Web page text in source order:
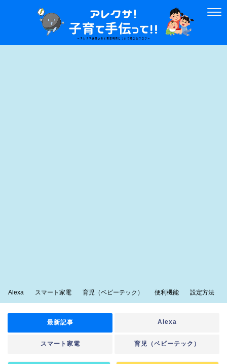
Alexa スマート家電 育児（ベビーテック） 便利機能 設定方法
最新記事 Alexa
スマート家電 育児（ベビーテック）